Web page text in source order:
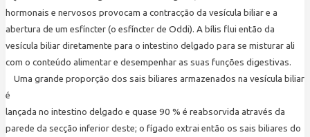
hormonais e nervosos provocam a contracção da vesícula biliar e a
abertura de um esfíncter (o esfíncter de Oddi). A bílis flui então da
vesícula biliar diretamente para o intestino delgado para se misturar ali
com o conteúdo alimentar e desempenhar as suas funções digestivas.
Uma grande proporção dos sais biliares armazenados na vesícula biliar
é
lançada no intestino delgado e quase 90 % é reabsorvida através da
parede da secção inferior deste; o fígado extrai então os sais biliares do